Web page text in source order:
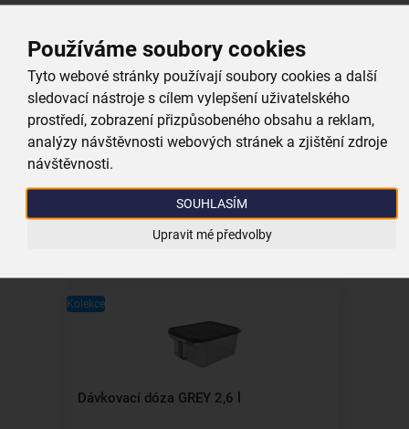
Používáme soubory cookies
Tyto webové stránky používají soubory cookies a další
sledovací nástroje s cílem vylepšení uživatelského
prostředí, zobrazení přizpůsobeného obsahu a reklam,
analýzy návštěvnosti webových stránek a zjištění zdroje
návštěvnosti.
SOUHLASÍM
Upravit mé předvolby
Kolekce
Dávkovací dóza GREY 3,25 l
Vložit do košíku
Kolekce
Dávkovací dóza GREY 2,6 l